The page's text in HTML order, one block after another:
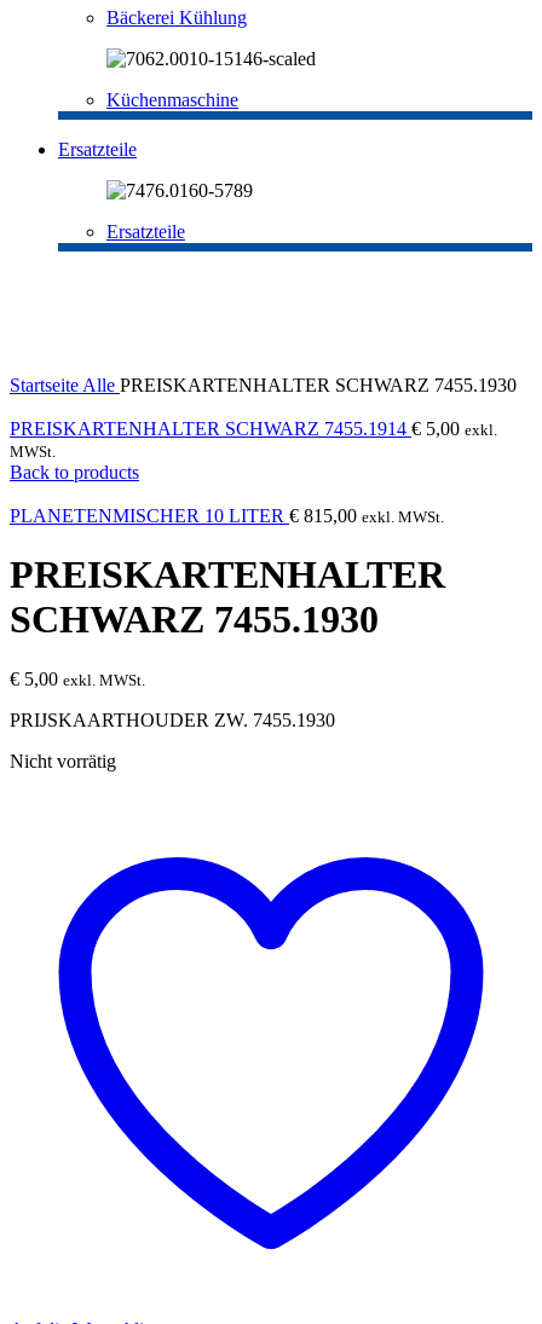
Bäckerei Kühlung
Küchenmaschine
Ersatzteile
Ersatzteile
Startseite Alle PREISKARTENHALTER SCHWARZ 7455.1930
PREISKARTENHALTER SCHWARZ 7455.1914 € 5,00 exkl.
MWSt.
Back to products
PLANETENMISCHER 10 LITER € 815,00 exkl. MWSt.
PREISKARTENHALTER
SCHWARZ 7455.1930
€ 5,00 exkl. MWSt.
PRIJSKAARTHOUDER ZW. 7455.1930
Nicht vorrätig